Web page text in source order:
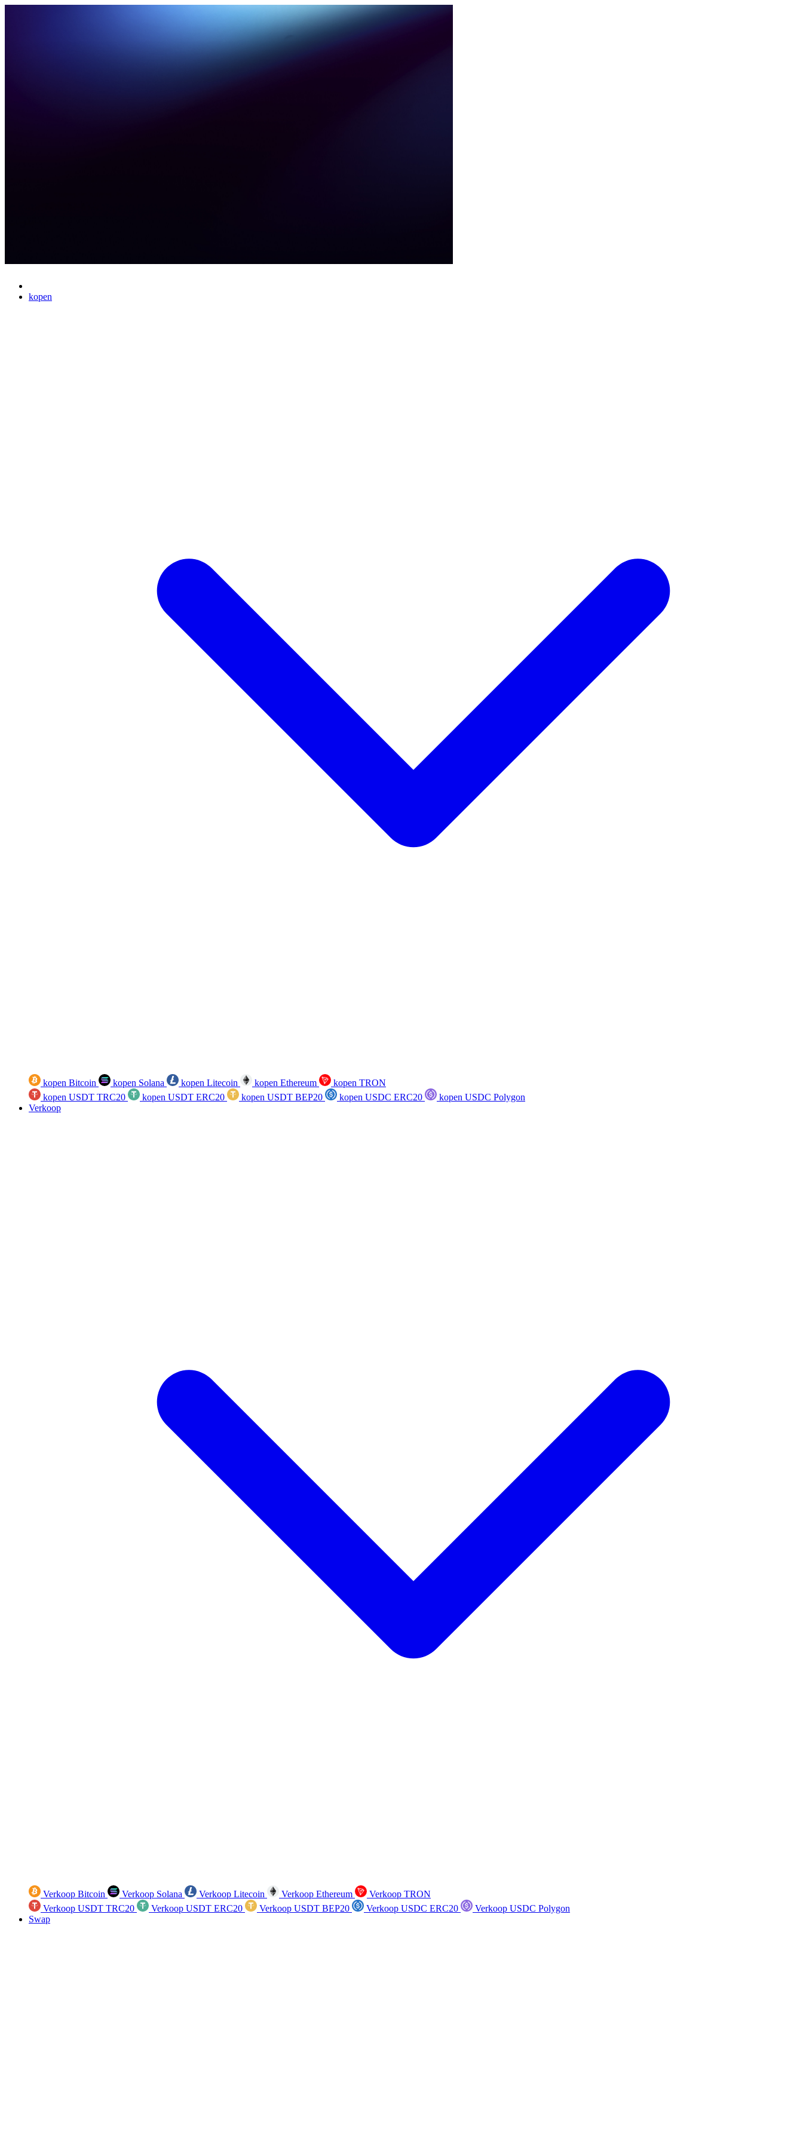
kopen
kopen Bitcoin kopen Solana kopen Litecoin kopen Ethereum
kopen TRON
kopen USDT TRC20
kopen USDT ERC20 kopen USDT BEP20 kopen USDC ERC20
kopen USDC Polygon
Verkoop
Verkoop Bitcoin Verkoop Solana Verkoop Litecoin Verkoop Ethereum
Verkoop TRON
Verkoop USDT TRC20
Verkoop USDT ERC20 Verkoop USDT BEP20 Verkoop USDC ERC20
Verkoop USDC Polygon
Swap